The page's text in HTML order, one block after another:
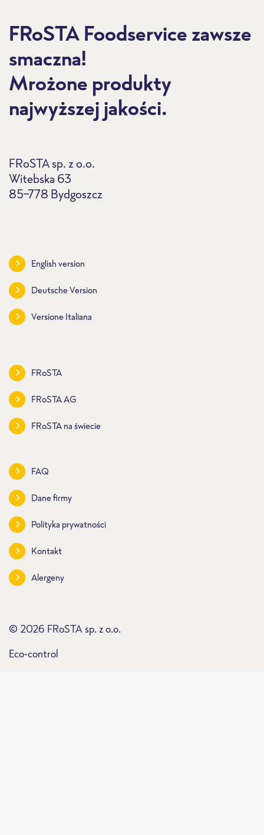
FRoSTA Foodservice zawsze
smaczna!
Mrożone produkty
najwyższej jakości.
FRoSTA sp. z o.o.
Witebska 63
85-778 Bydgoszcz
English version
Deutsche Version
Versione Italiana
FRoSTA
FRoSTA AG
FRoSTA na świecie
FAQ
Dane firmy
Polityka prywatności
Kontakt
Alergeny
© 2026 FRoSTA sp. z o.o.
Eco-control